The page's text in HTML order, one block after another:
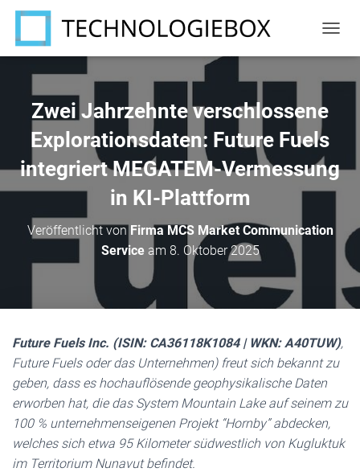
A
O
N
U
Zwei Jahrzehnte verschlossene
Explorationsdaten: Future Fuels
integriert MEGATEM-Vermessung
in KI-Plattform
Veröffentlicht vonFirma MCS Market Communication
Serviceam 8. Oktober 2025
Future Fuels Inc. (ISIN: CA36118K1084 | WKN: A40TUW),
Future Fuels oder das Unternehmen) freut sich bekannt zu
geben, dass es hochauflösende geophysikalische Daten
erworben hat, die das System Mountain Lake auf seinem zu
100 % unternehmenseigenen Projekt “Hornby” abdecken,
welches sich etwa 95 Kilometer südwestlich von Kugluktuk
im Territorium Nunavut befindet.